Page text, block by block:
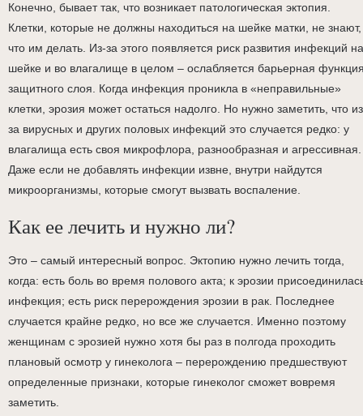
Конечно, бывает так, что возникает патологическая эктопия.
Клетки, которые не должны находиться на шейке матки, не знают,
что им делать. Из-за этого появляется риск развития инфекций на
шейке и во влагалище в целом – ослабляется барьерная
защитного слоя. Когда инфекция проникла в «неправильные»
клетки, эрозия может остаться надолго. Но нужно заметить, что
за вирусных и других половых инфекций это случается редко: у
влагалища есть своя микрофлора, разнообразная и агрессивная.
Даже если не добавлять инфекции извне, внутри найдутся
микроорганизмы, которые смогут вызвать воспаление.
Как ее лечить и нужно ли?
Это – самый интересный вопрос. Эктопию нужно лечить тогда,
когда: есть боль во время полового акта; к эрозии
инфекция; есть риск перерождения эрозии в рак. Последнее
случается крайне редко, но все же случается. Именно поэтому
женщинам с эрозией нужно хотя бы раз в полгода проходить
плановый осмотр у гинеколога – перерождению предшествуют
определенные признаки, которые гинеколог сможет вовремя
заметить.